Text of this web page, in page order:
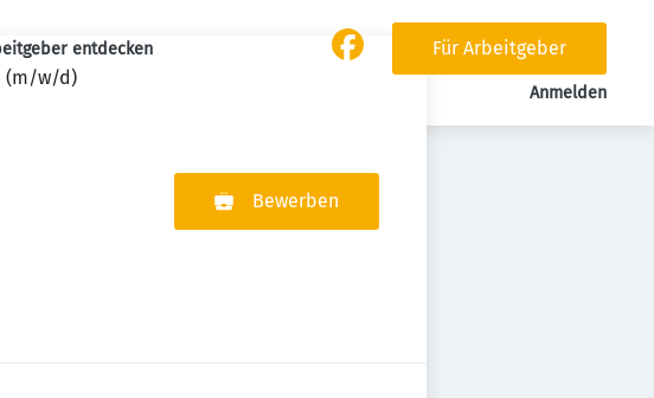
Navigation
entdecken
Für Arbeitgeber
Anmelden
(m/w/d)
Bewerben